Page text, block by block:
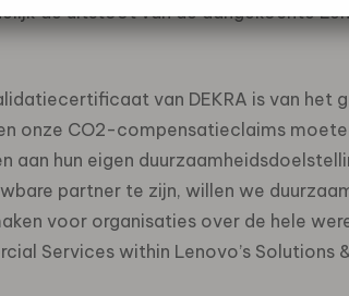
de uitstoot van de aangekochte
van DEKRA is van het
onze CO2-compensatieclaims
hun eigen
partner te zijn, willen we
voor organisaties over de hele
Services within Lenovo’s Solutions